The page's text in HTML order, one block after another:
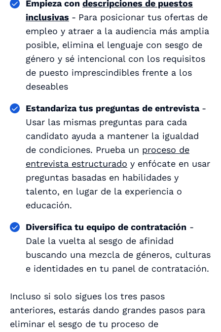
Empieza con descripciones de puestos
inclusivas - Para posicionar tus ofertas de
empleo y atraer a la audiencia más amplia
posible, elimina el lenguaje con sesgo de
género y sé intencional con los requisitos
de puesto imprescindibles frente a los
deseables
Estandariza tus preguntas de entrevista -
Usar las mismas preguntas para cada
candidato ayuda a mantener la igualdad
de condiciones. Prueba un proceso de
entrevista estructurado y enfócate en usar
preguntas basadas en habilidades y
talento, en lugar de la experiencia o
educación.
Diversifica tu equipo de contratación -
Dale la vuelta al sesgo de afinidad
buscando una mezcla de géneros, culturas
e identidades en tu panel de contratación.
Incluso si solo sigues los tres pasos
anteriores, estarás dando grandes pasos para
eliminar el sesgo de tu proceso de